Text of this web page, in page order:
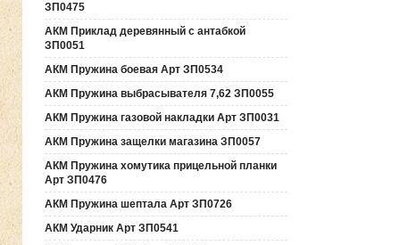
ЗП0475
АКМ Приклад деревянный с антабкой
ЗП0051
АКМ Пружина боевая Арт ЗП0534
АКМ Пружина выбрасывателя 7,62 ЗП0055
АКМ Пружина газовой накладки Арт ЗП0031
АКМ Пружина защелки магазина ЗП0057
АКМ Пружина хомутика прицельной планки
Арт ЗП0476
АКМ Пружина шептала Арт ЗП0726
АКМ Ударник Арт ЗП0541